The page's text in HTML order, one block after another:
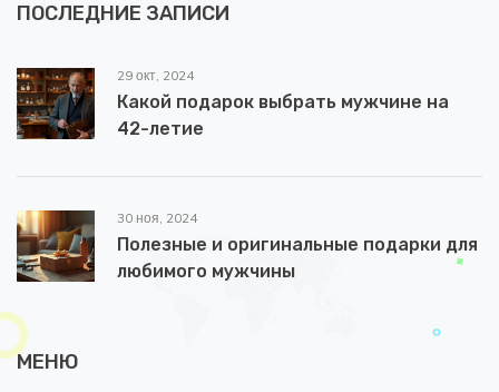
ПОСЛЕДНИЕ ЗАПИСИ
29 окт, 2024
Какой подарок выбрать мужчине на
42-летие
30 ноя, 2024
Полезные и оригинальные подарки для
любимого мужчины
МЕНЮ